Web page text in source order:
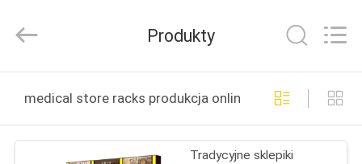
PRODUKTY
Shelves
Co.,Ltd.
Reserved.
Produkty
medical store racks produkcja online
Tradycyjne sklepiki